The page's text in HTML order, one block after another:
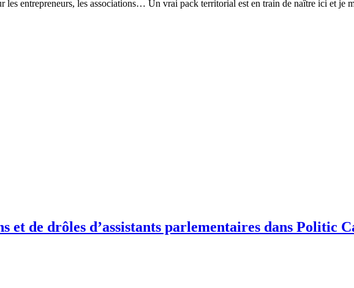
entrepreneurs, les associations… Un vrai pack territorial est en train de naître ici et je
et de drôles d’assistants parlementaires dans Politic